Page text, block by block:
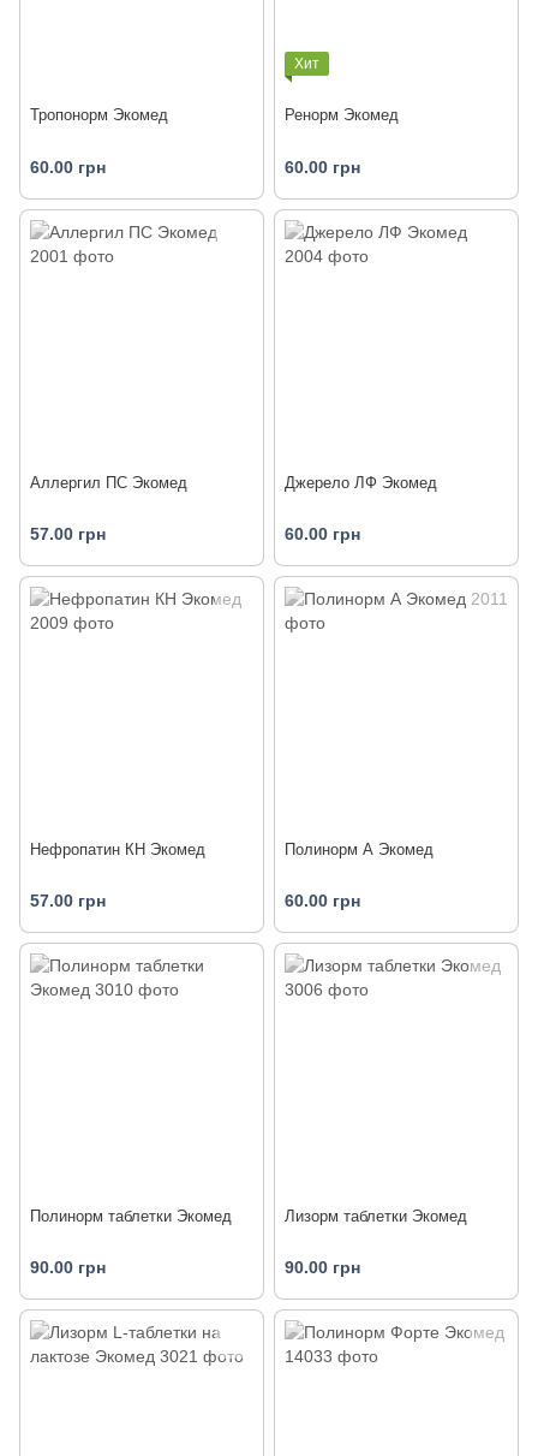
Тропонорм Экомед
60.00 грн
Хит
Ренорм Экомед
60.00 грн
Аллергил ПС Экомед
57.00 грн
Джерело ЛФ Экомед
60.00 грн
Нефропатин КН Экомед
57.00 грн
Полинорм А Экомед
60.00 грн
Полинорм таблетки Экомед
90.00 грн
Лизорм таблетки Экомед
90.00 грн